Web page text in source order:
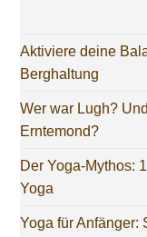
Aktiviere deine
Berghaltung
Wer war Lugh?
Erntemond?
Der Yoga-Mythos:
Yoga
Yoga für Anfänger: